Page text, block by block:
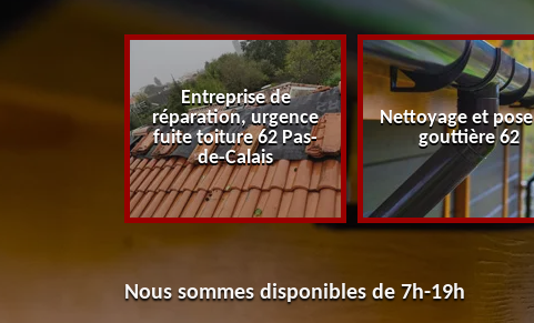
Entreprise de
réparation, urgence
fuite toiture 62 Pas-
de-Calais
Nettoyage et pose de
gouttière 62
Nous sommes disponibles de 7h-19h